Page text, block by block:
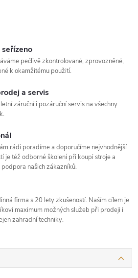
pečlivě zkontrolované, zprovozněné,
k okamžitému použití.
a servis
záruční i pozáruční servis na všechny
rádi poradíme a doporučíme nejvhodnější
je též odborné školení při koupi stroje a
našich zákazníků.
firma s 20 lety zkušeností. Naším cílem je
maximum možných služeb při prodeji i
zahradní techniky.